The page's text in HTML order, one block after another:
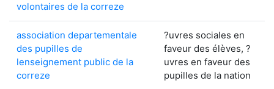
volontaires de la correze
association departementale
des pupilles de
lenseignement public de la
correze
?uvres sociales en
faveur des élèves, ?
uvres en faveur des
pupilles de la nation